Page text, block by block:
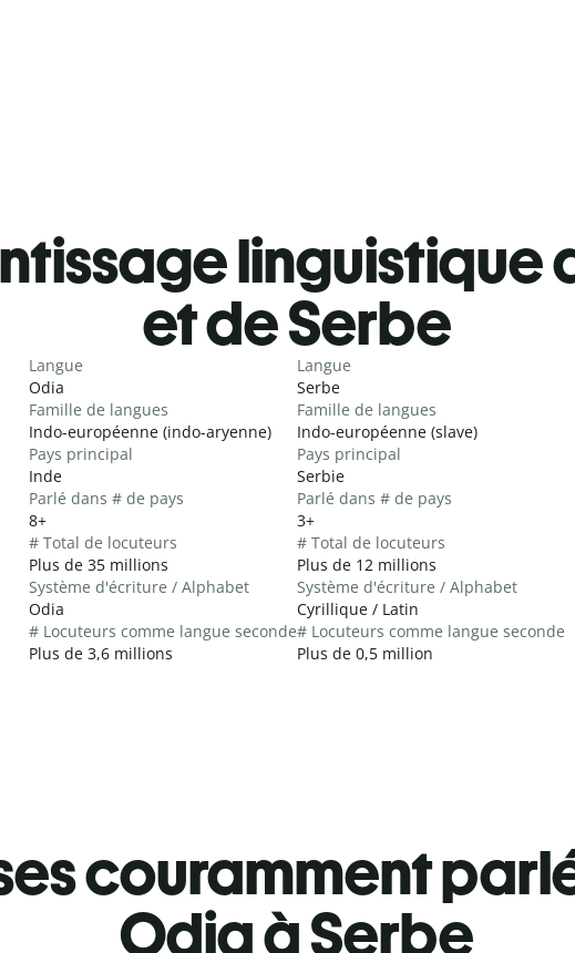
linguistique
et de Serbe
Langue
Odia
Famille de langues
Indo-européenne (indo-aryenne)
Pays principal
Inde
Parlé dans # de pays
8+
# Total de locuteurs
Plus de 35 millions
Système d'écriture / Alphabet
Odia
# Locuteurs comme langue seconde
Plus de 3,6 millions
Langue
Serbe
Famille de langues
Indo-européenne (slave)
Pays principal
Serbie
Parlé dans # de pays
3+
# Total de locuteurs
Plus de 12 millions
Système d'écriture / Alphabet
Cyrillique / Latin
# Locuteurs comme langue seconde
Plus de 0,5 million
couramment
Odia à Serbe